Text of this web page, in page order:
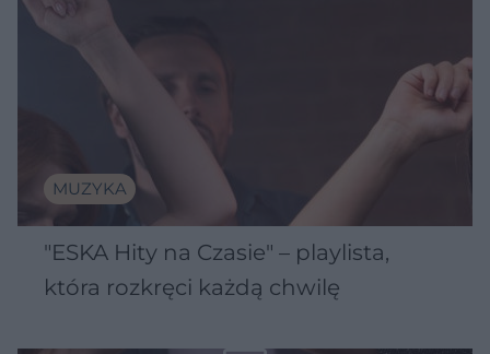
MUZYKA
"ESKA Hity na Czasie" – playlista,
która rozkręci każdą chwilę